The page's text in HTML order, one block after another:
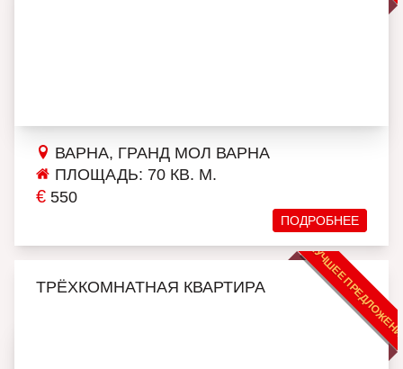
ВАРНА, ГРАНД МОЛ ВАРНА
ПЛОЩАДЬ: 70 КВ. М.
€ 550
ПОДРОБНЕЕ
ЛУЧШЕЕ
ТРЁХКОМНАТНАЯ КВАРТИРА